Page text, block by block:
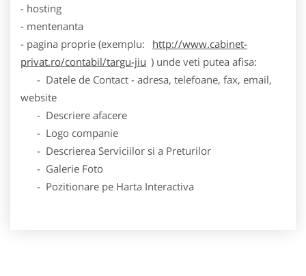
- hosting
- mentenanta
- pagina proprie (exemplu:
http://www.cabinet-
privat.ro/contabil/targu-jiu ) unde veti putea afisa:
- Datele de Contact - adresa, telefoane, fax, email,
website
- Descriere afacere
- Logo companie
- Descrierea Serviciilor si a Preturilor
- Galerie Foto
- Pozitionare pe Harta Interactiva